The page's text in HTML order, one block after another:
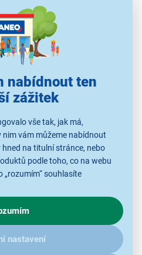
nabídnout ten
zážitek
vše tak, jak má,
nim vám můžeme nabídnout
na titulní stránce, nebo
podle toho, co na webu
souhlasíte
cílených reklam. Pokud vás
a dalšími údaji pracujeme,
nastavení
SENCOR SDF 874
/ MMC)